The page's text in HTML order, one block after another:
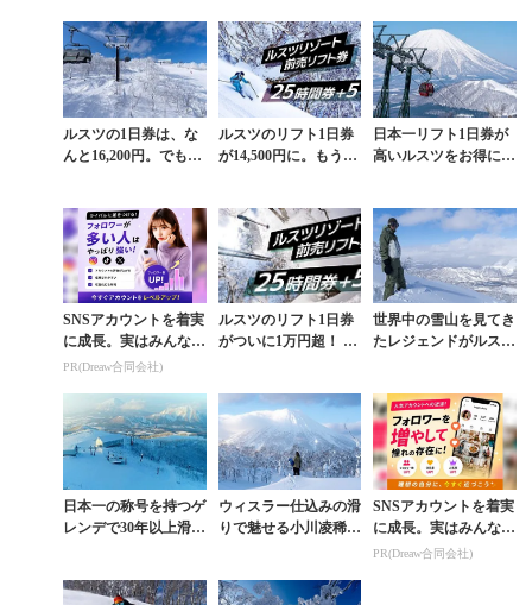
ルスツの1日券は、な
んと16,200円。でも“1
尽くす...
ルスツのリフト1日券
が14,500円に。もう日
天国”を滑れない...
日本一リフト1日券が
高いルスツをお得に滑
【FREERIDE...
SNSアカウントを着実
に成長。実はみんなコ
コ使ってます。
PR(Dreaw合同会社)
ルスツのリフト1日券
がついに1万円超！ 断
世界中の雪山を見てき
たレジェンドがルスツ
国だから」【FREE
R...
日本一の称号を持つゲ
レンデで30年以上滑り
COUNTRY ...
ウィスラー仕込みの滑
りで魅せる小川凌稀が
TRY HEAV...
SNSアカウントを着実
に成長。実はみんなコ
コ使ってます。
PR(Dreaw合同会社)